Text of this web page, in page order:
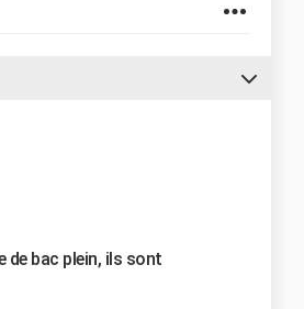
bac plein, ils sont